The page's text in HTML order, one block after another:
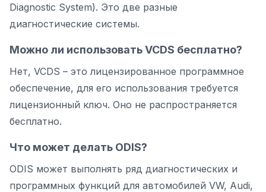
Diagnostic System). Это две разные
диагностические системы.
Можно ли использовать VCDS бесплатно?
Нет, VCDS – это лицензированное программное
обеспечение, для его использования требуется
лицензионный ключ. Оно не распространяется
бесплатно.
Что может делать ODIS?
ODIS может выполнять ряд диагностических и
программных функций для автомобилей VW, Audi,